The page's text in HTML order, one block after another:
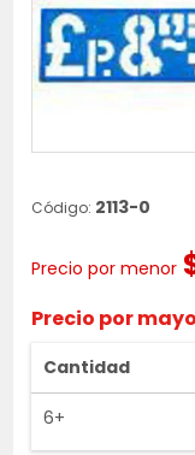
Código: 2113-0
Precio por menor
Precio por
Cantidad
6+